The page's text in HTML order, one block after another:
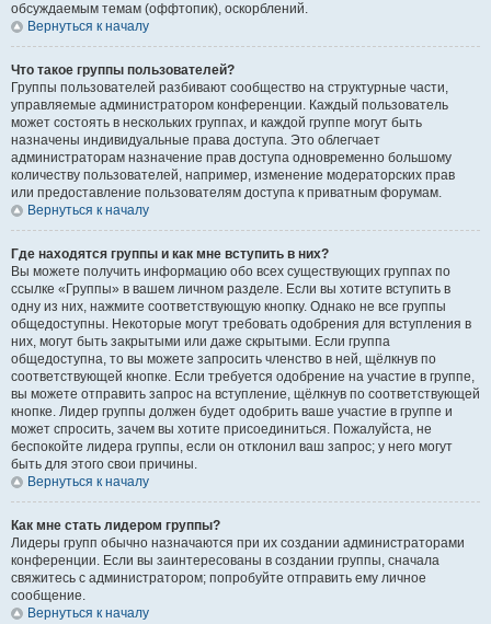
обсуждаемым темам (оффтопик), оскорблений.
Вернуться к началу
Что такое группы пользователей?
Группы пользователей разбивают сообщество на структурные части,
управляемые администратором конференции. Каждый пользователь
может состоять в нескольких группах, и каждой группе могут быть
назначены индивидуальные права доступа. Это облегчает
администраторам назначение прав доступа одновременно большому
количеству пользователей, например, изменение модераторских прав
или предоставление пользователям доступа к приватным форумам.
Вернуться к началу
Где находятся группы и как мне вступить в них?
Вы можете получить информацию обо всех существующих группах по
ссылке «Группы» в вашем личном разделе. Если вы хотите вступить в
одну из них, нажмите соответствующую кнопку. Однако не все группы
общедоступны. Некоторые могут требовать одобрения для вступления в
них, могут быть закрытыми или даже скрытыми. Если группа
общедоступна, то вы можете запросить членство в ней, щёлкнув по
соответствующей кнопке. Если требуется одобрение на участие в группе,
вы можете отправить запрос на вступление, щёлкнув по соответствующей
кнопке. Лидер группы должен будет одобрить ваше участие в группе и
может спросить, зачем вы хотите присоединиться. Пожалуйста, не
беспокойте лидера группы, если он отклонил ваш запрос; у него могут
быть для этого свои причины.
Вернуться к началу
Как мне стать лидером группы?
Лидеры групп обычно назначаются при их создании администраторами
конференции. Если вы заинтересованы в создании группы, сначала
свяжитесь с администратором; попробуйте отправить ему личное
сообщение.
Вернуться к началу